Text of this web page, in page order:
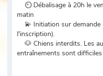
⏲ Débalisage à 20h le
matin
💫 Initiation sur demande
l'inscription).
🐶 Chiens interdits. Les
entraînements sont difficiles